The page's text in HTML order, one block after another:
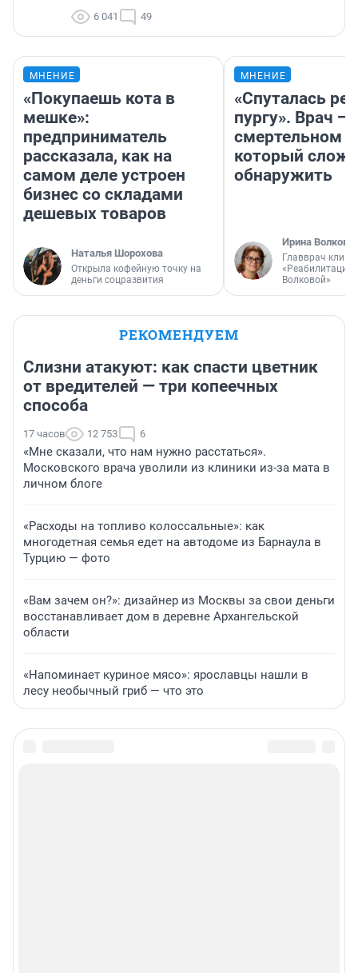
6 041 49
МНЕНИЕ
«Покупаешь кота в
мешке»:
предприниматель
рассказала, как на
самом деле устроен
бизнес со складами
дешевых товаров
Наталья Шорохова
Открыла кофейную точку на
деньги соцразвития
МНЕНИЕ
«Спуталась
пургу». Врач —
смертельном
который
обнаружить
Ирина Волкова
Главврач
«Реабилитация
Волковой»
РЕКОМЕНДУЕМ
Слизни атакуют: как спасти цветник
от вредителей — три копеечных
способа
17 часов 12 753 6
«Мне сказали, что нам нужно расстаться».
Московского врача уволили из клиники из-за мата в
личном блоге
«Расходы на топливо колоссальные»: как
многодетная семья едет на автодоме из Барнаула в
Турцию — фото
«Вам зачем он?»: дизайнер из Москвы за свои деньги
восстанавливает дом в деревне Архангельской
области
«Напоминает куриное мясо»: ярославцы нашли в
лесу необычный гриб — что это